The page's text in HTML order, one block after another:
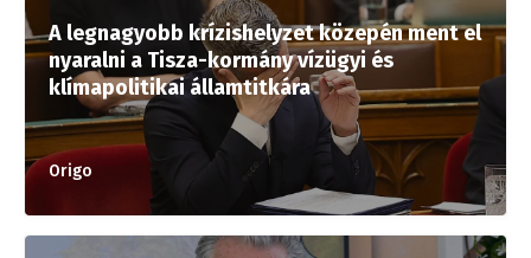
A legnagyobb krízishelyzet közepén ment el
nyaralni a Tisza-kormány vízügyi és
klímapolitikai államtitkára
Origo